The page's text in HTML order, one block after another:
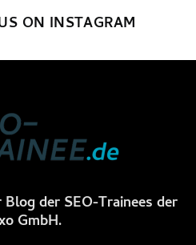
ON INSTAGRAM
der SEO-Trainees der
GmbH.